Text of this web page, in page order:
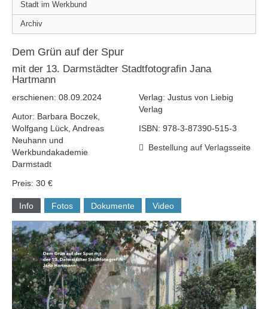
Stadt im Werkbund
Archiv
Dem Grün auf der Spur
mit der 13. Darmstädter Stadtfotografin Jana
Hartmann
erschienen: 08.09.2024
Autor: Barbara Boczek,
Wolfgang Lück, Andreas
Neuhann und
Werkbundakademie
Darmstadt
Preis: 30 €
Verlag: Justus von Liebig
Verlag
ISBN: 978-3-87390-515-3
Bestellung auf Verlagsseite
Info Fotos Dokumente Video